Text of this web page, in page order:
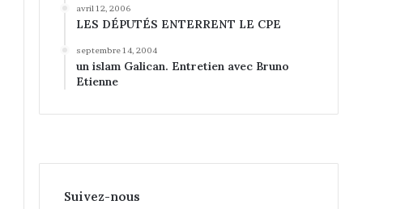
avril 12, 2006
LES DÉPUTÉS ENTERRENT LE CPE
septembre 14, 2004
un islam Galican. Entretien avec Bruno
Etienne
Suivez-nous